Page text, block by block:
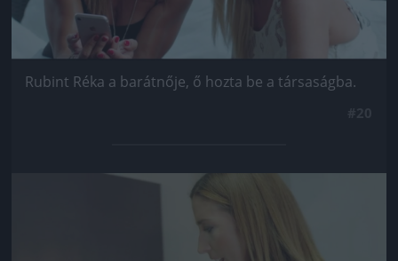
Rubint Réka a barátnője, ő hozta be a társaságba.
Jön még kép!